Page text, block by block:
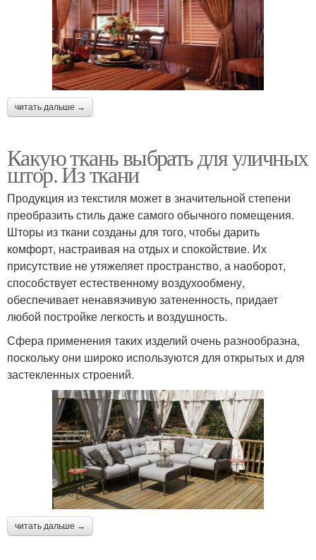
читать дальше →
Какую ткань выбрать для уличных
штор. Из ткани
Продукция из текстиля может в значительной степени
преобразить стиль даже самого обычного помещения.
Шторы из ткани созданы для того, чтобы дарить
комфорт, настраивая на отдых и спокойствие. Их
присутствие не утяжеляет пространство, а наоборот,
способствует естественному воздухообмену,
обеспечивает ненавязчивую затененность, придает
любой постройке легкость и воздушность.
Сфера применения таких изделий очень разнообразна,
поскольку они широко используются для открытых и для
застекленных строений.
читать дальше →